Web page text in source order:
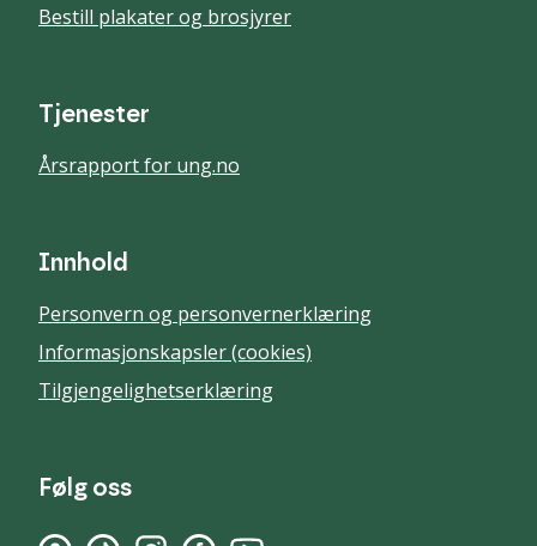
Bestill plakater og brosjyrer
Tjenester
Årsrapport for ung.no
Innhold
Personvern og personvernerklæring
Informasjonskapsler (cookies)
Tilgjengelighetserklæring
Følg oss